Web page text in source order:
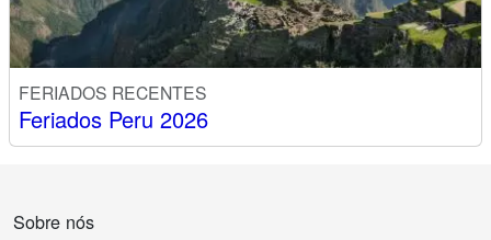
FERIADOS RECENTES
Feriados Peru 2026
Sobre nós